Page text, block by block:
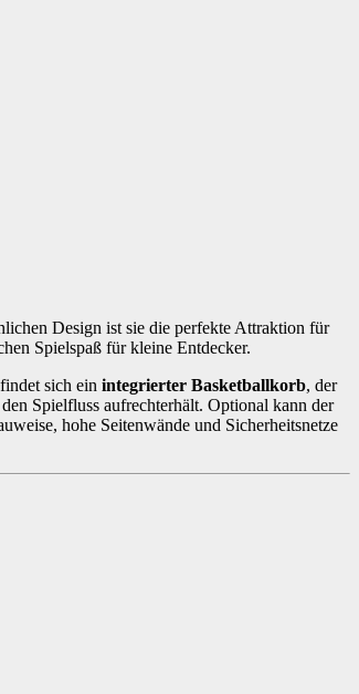
Design ist sie die perfekte Attraktion für
Spielspaß für kleine Entdecker.
sich ein integrierter Basketballkorb, der
Spielfluss aufrechterhält. Optional kann der
hohe Seitenwände und Sicherheitsnetze